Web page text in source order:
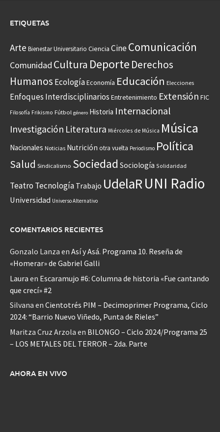
ETIQUETAS
Arte Bienestar Universitario Ciencia CineComunicación
Comunidad Cultura Deporte Derechos
Humanos EcologíaEconomía Educación Elecciones
Enfoques Interdisciplinarios Entretenimiento Extensión FIC
Filosofía Frikismo Fútbol género Historia Internacional
Investigación Literatura Miércoles de Música Música
Nacionales Noticias Nutrición otra vuelta Periodismo Política
Salud Sindicalismo Sociedad Sociología Solidaridad
Teatro Tecnología Trabajo UdelaRUNI Radio
Universidad Universo Alternativo
COMENTARIOS RECIENTES
Gonzalo Lanza en Así y Asá. Programa 10. Reseña de
«Homerar» de Gabriel Galli
Laura en Escaramujo #6: Columna de historia «Fue cantando
que crecí» #2
Silvana en Cientotrés PIM – Decimoprimer Programa, Ciclo
2024: “Barrio Nuevo Viñedo, Punta de Rieles”
Maritza Cruz Arzola en BILONGO – Ciclo 2024/Programa 25
– LOS METALES DEL TERROR – 2da. Parte
AHORA EN VIVO